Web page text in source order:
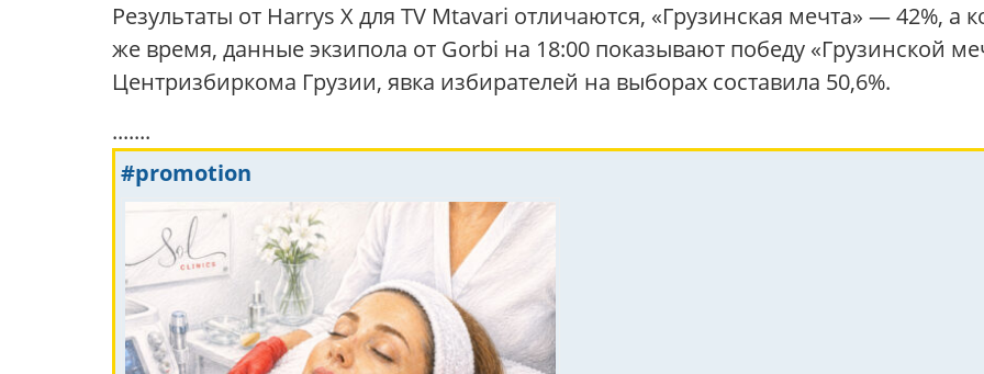
Результаты от Harrys X для TV Mtavari отличаются, «Грузинская мечта» — 42%,
же время, данные экзипола от Gorbi на 18:00 показывают победу «Грузинской
Центризбиркома Грузии, явка избирателей на выборах составила 50,6%.
.......
#promotion